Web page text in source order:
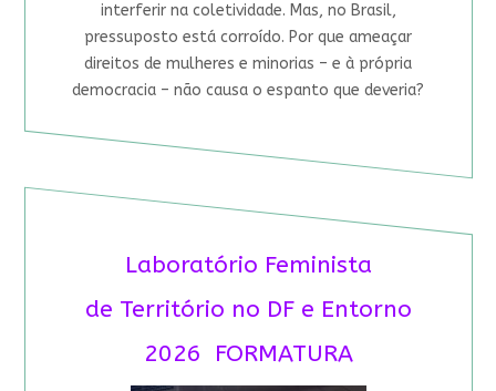
interferir na coletividade. Mas, no Brasil,
pressuposto está corroído. Por que ameaçar
direitos de mulheres e minorias – e à própria
democracia – não causa o espanto que deveria?
Laboratório Feminista
de Território no DF e Entorno
2026 FORMATURA